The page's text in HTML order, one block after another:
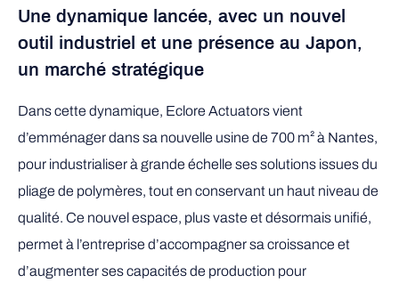
Une dynamique lancée, avec un nouvel
outil industriel et une présence au Japon,
un marché stratégique
Dans cette dynamique, Eclore Actuators vient
d’emménager dans sa nouvelle usine de 700 m² à Nantes,
pour industrialiser à grande échelle ses solutions issues du
pliage de polymères, tout en conservant un haut niveau de
qualité. Ce nouvel espace, plus vaste et désormais unifié,
permet à l’entreprise d’accompagner sa croissance et
d’augmenter ses capacités de production pour